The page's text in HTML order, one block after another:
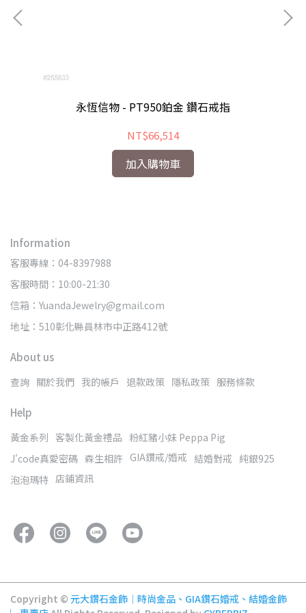
永恆信物 - PT950鉑金 鑽石戒指
NT$66,514
加入購物車
Information
客服專線：04-8397988
客服時間：10:00-21:30
信箱：YuandaJewelry@gmail.com
地址：510彰化縣員林市中正路412號
About us
查詢 關於我們 我的帳戶 退款政策 隱私政策 服務條款
Help
黃金系列 客製化黃金禮品 粉紅豬小妹 Peppa Pig
J'code真愛密碼 森生相許 GIA鑽戒/婚戒 結婚對戒 純銀925
泡泡瑪特 店鋪資訊
Copyright © 元大鑽石金飾│時尚金品、GIA鑽石婚戒、結婚金飾